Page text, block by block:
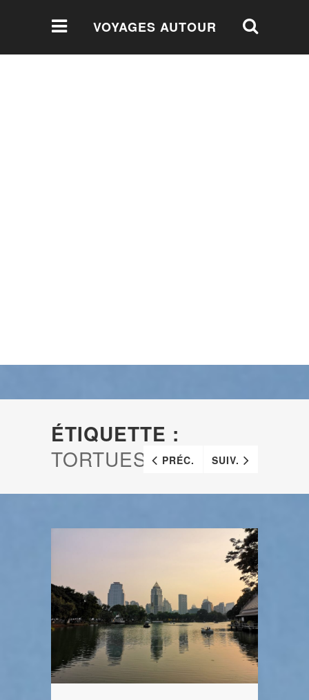
VOYAGES AUTOUR
ÉTIQUETTE :
TORTUES PRÉC. SUIV.